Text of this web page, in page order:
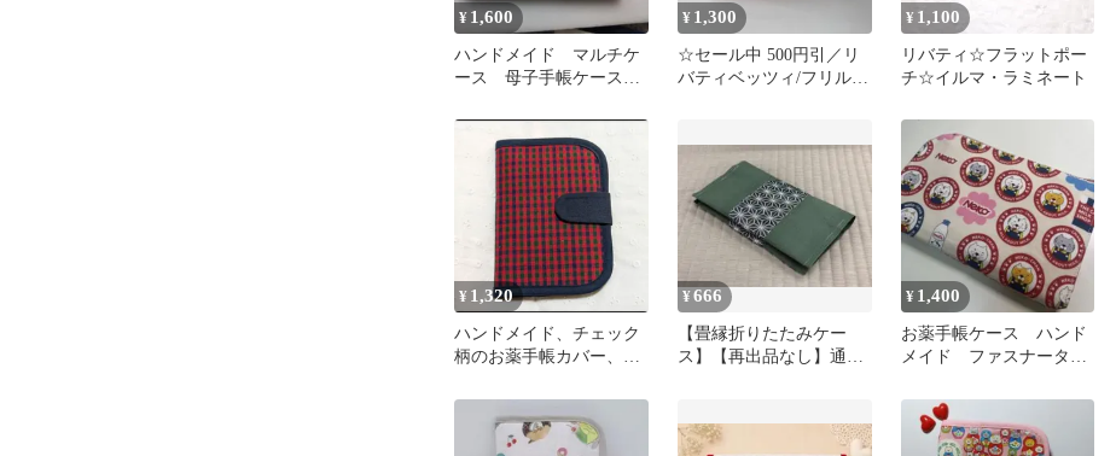
¥ 1,600
ハンドメイド マルチケ
ース 母子手帳ケース
¥ 1,300
☆セール中 500円引／リ
バティベッツィ/フリル付
¥ 1,100
リバティ☆フラットポー
チ☆イルマ・ラミネート
¥ 1,320
ハンドメイド、チェック
柄のお薬手帳カバー、通
紺色
¥666
【畳縁折りたたみケー
ス】【再出品なし】通
¥ 1,400
お薬手帳ケース ハンド
メイド ファスナータイ